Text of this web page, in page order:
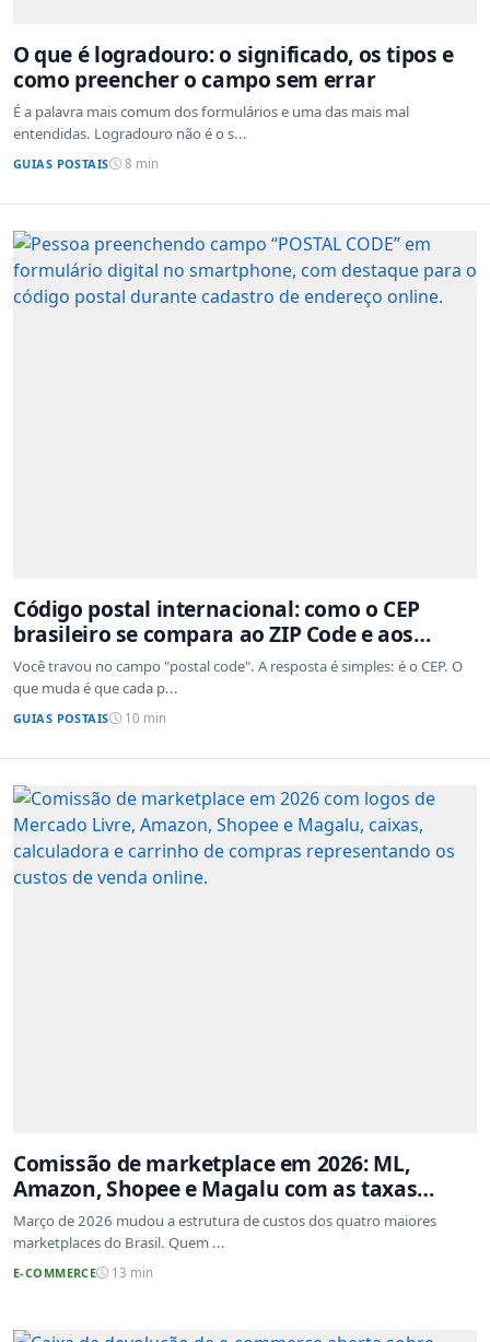
O que é logradouro: o significado, os tipos e
como preencher o campo sem errar
É a palavra mais comum dos formulários e uma das mais mal
entendidas. Logradouro não é o s...
GUIAS POSTAIS 8 min
Código postal internacional: como o CEP
brasileiro se compara ao ZIP Code e aos
sistemas de outros países
Você travou no campo "postal code". A resposta é simples: é o CEP. O
que muda é que cada p...
GUIAS POSTAIS 10 min
Comissão de marketplace em 2026: ML,
Amazon, Shopee e Magalu com as taxas
atualizadas
Março de 2026 mudou a estrutura de custos dos quatro maiores
marketplaces do Brasil. Quem ...
E-COMMERCE 13 min